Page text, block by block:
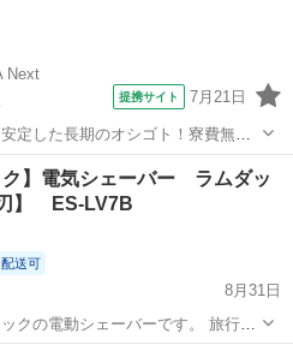
Next
提携サイト 7月21日
定した長期のオシゴト！寮費無料
男性活躍中★未経験活躍中！高時
その他
ク】電気シェーバー ラムダッ
】 ES-LV7B
配送可
8月31日
クの電動シェーバーです。 旅行等
が、コロナ渦で使用機会も殆どな